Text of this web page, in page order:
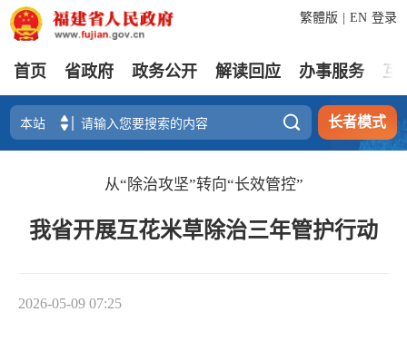
登录
繁體版 EN
首页 省政府 政务公开 解读回应 办事服务 互
 长者模式
从“除治攻坚”转向“长效管控”
我省开展互花米草除治三年管护行动
2026-05-09 07:25